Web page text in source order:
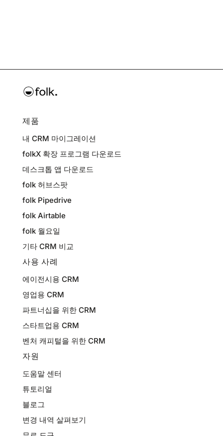
제품
내 CRM 마이그레이션
folkX 확장 프로그램 다운로드
데스크톱 앱 다운로드
folk 허브스팟
folk Pipedrive
folk Airtable
folk 월요일
기타 CRM 비교
사용 사례
에이전시용 CRM
영업용 CRM
파트너십을 위한 CRM
스타트업용 CRM
벤처 캐피털을 위한 CRM
자원
도움말 센터
튜토리얼
블로그
변경 내역 살펴보기